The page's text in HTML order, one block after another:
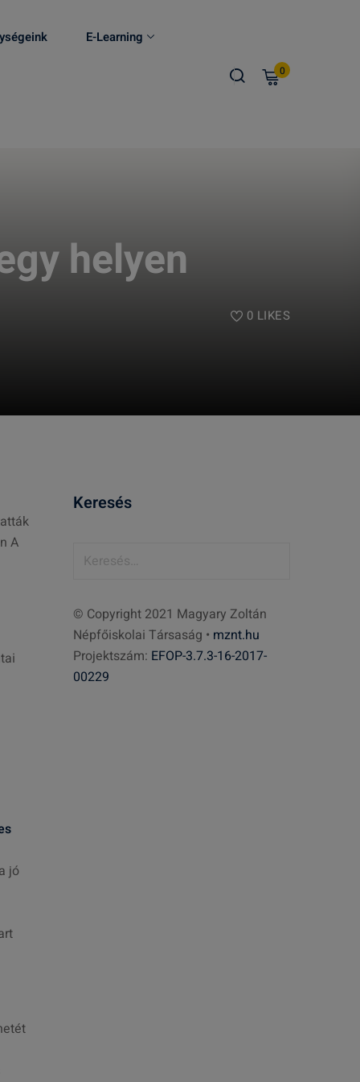
E-Learning
0
helyen
0 LIKES
A
jó
Keresés
e
s
é
s
© Copyright 2021 Magyary Zoltán
Népfőiskolai Társaság • mznt.hu
Projektszám: EFOP-3.7.3-16-2017-
00229